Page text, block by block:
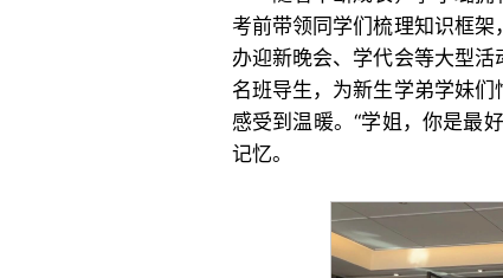
考前带领同学们梳理知识框
办迎新晚会、学代会等大型
名班导生，为新生学弟学妹
感受到温暖。“学姐，你是最
记忆。